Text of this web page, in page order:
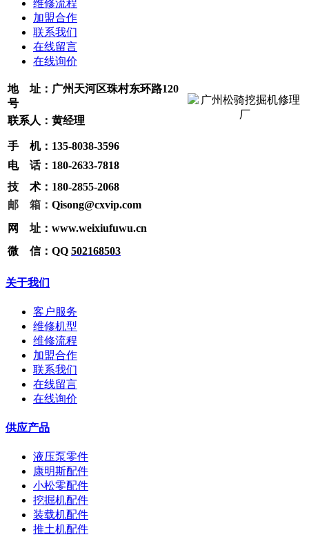
维修流程
加盟合作
联系我们
在线留言
在线询价
地 址：广州天河区珠村东环路120
号
联系人：黄经理
手 机： 135-8038-3596
电 话：180-2633-7818
技
术 ： 180-2855-2068
邮 箱： Qisong@cxvip.com
网 址：www.weixiufuwu.cn
微 信：QQ 502168503
关于我们
客户服务
维修机型
维修流程
加盟合作
联系我们
在线留言
在线询价
供应产品
液压泵零件
康明斯配件
小松零配件
挖掘机配件
装载机配件
推土机配件